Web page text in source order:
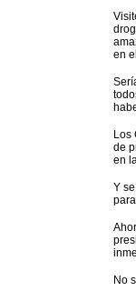
en
Los
de
en
Y
No